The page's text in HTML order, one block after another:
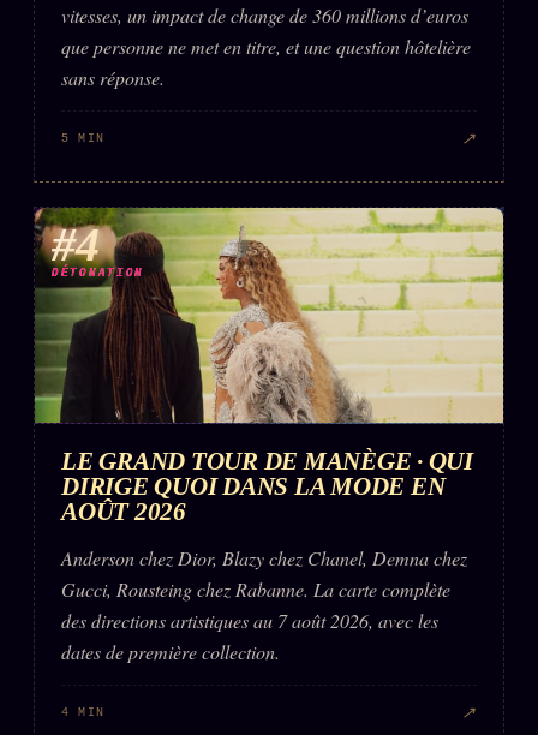
vitesses, un impact de change de 360 millions d’euros
que personne ne met en titre, et une question hôtelière
sans réponse.
5 MIN ↗
#4
DÉTONATION
LE GRAND TOUR DE MANÈGE · QUI
DIRIGE QUOI DANS LA MODE EN
AOÛT 2026
Anderson chez Dior, Blazy chez Chanel, Demna chez
Gucci, Rousteing chez Rabanne. La carte complète
des directions artistiques au 7 août 2026, avec les
dates de première collection.
4 MIN ↗